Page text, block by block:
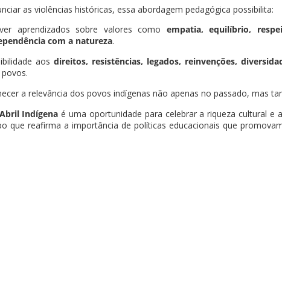
as violências históricas, essa abordagem pedagógica possibilita:
aprendizados sobre valores como empatia, equilíbrio,
com a natureza.
aos direitos, resistências, legados, reinvenções,
a relevância dos povos indígenas não apenas no passado, mas
Abril Indígena é uma oportunidade para celebrar a riqueza cultural e
que reafirma a importância de políticas educacionais que